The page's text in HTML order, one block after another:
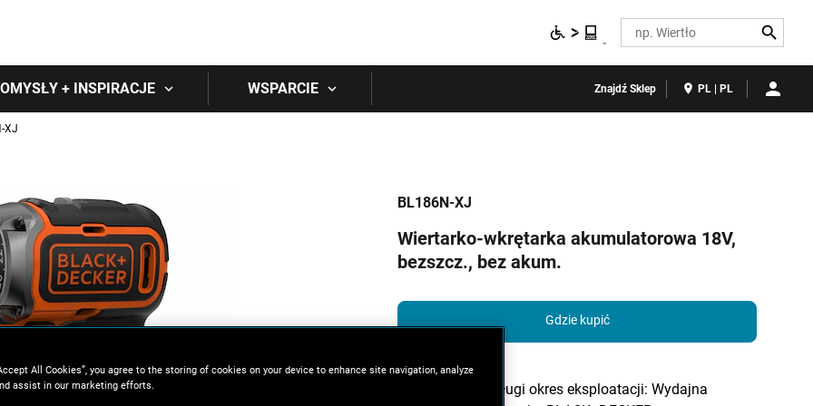
Search
+ INSPIRACJE WSPARCIE Znajdź Sklep PL | PL
XJ
BL186N-XJ
Wiertarko-wkrętarka akumulatorowa 18V,
bezszcz., bez akum.
Gdzie kupić
Duża moc i długi okres eksploatacji: Wydajna
All Cookies”, you agree to the storing of cookies on your device to enhance site navigation, analyze
assist in our marketing efforts.